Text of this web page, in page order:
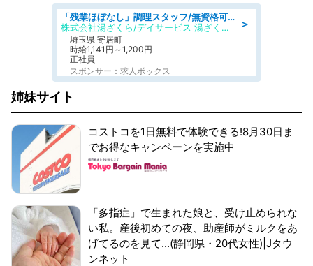
＞
「残業ほぼなし」調理スタッフ/無資格可/正職員/日勤のみ/デイサービス/社会保障完備
株式会社湯ざくら/デイサービス 湯ざくらケアリゾート
埼玉県 寄居町
時給1,141円～1,200円
正社員
スポンサー：求人ボックス
姉妹サイト
コストコを1日無料で体験できる!8月30日ま
でお得なキャンペーンを実施中
「多指症」で生まれた娘と、受け止められな
い私。産後初めての夜、助産師がミルクをあ
げてるのを見て...(静岡県・20代女性)|Jタウ
ンネット